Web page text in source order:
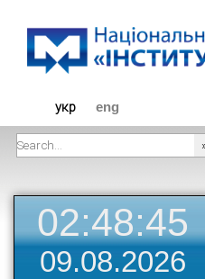
укр eng
02:48:45
09.08.2026